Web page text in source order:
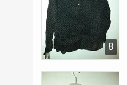
8